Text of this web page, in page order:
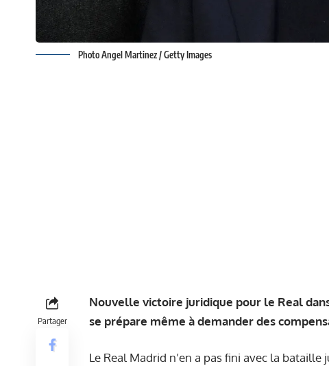
Photo Angel Martinez / Getty Images
Partager
Nouvelle victoire juridique pour le Real
se prépare même à demander des
Le Real Madrid n’en a pas fini avec la